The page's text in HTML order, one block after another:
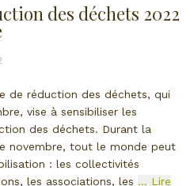
des déchets 2022
de réduction des déchets, qui
vise à sensibiliser les
des déchets. Durant la
novembre, tout le monde peut
: les collectivités
les associations, les … Lire